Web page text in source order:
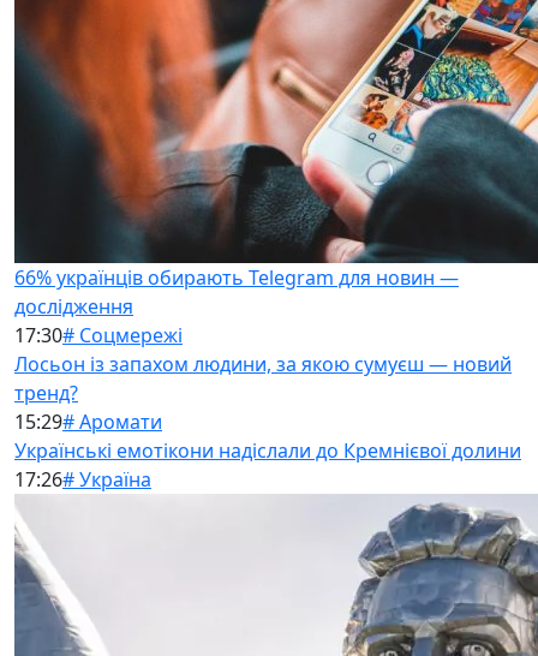
66% українців обирають Telegram для новин —
дослідження
17:30# Соцмережі
Лосьон із запахом людини, за якою сумуєш — новий
тренд?
15:29# Аромати
Українські емотікони надіслали до Кремнієвої долини
17:26# Україна